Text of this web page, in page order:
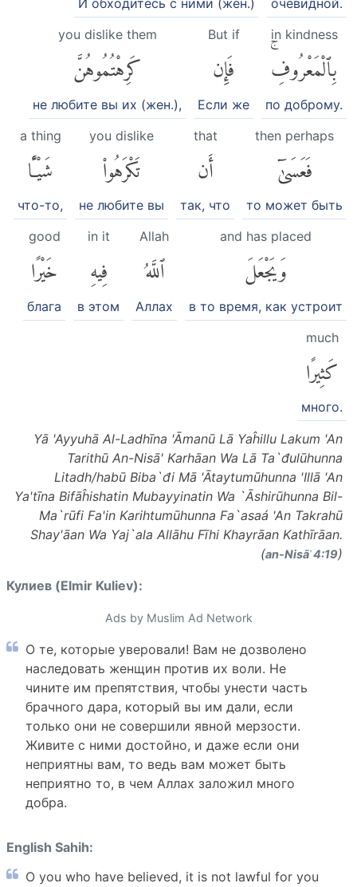
очевидной.
И обходитесь с ними (жен.)
in kindness
بِٱلْمَعْرُوفِۚ
по доброму.
But if
فَإِن
Если же
you dislike them
كَرِهْتُمُوهُنَّ
не любите вы их (жен.),
then perhaps
فَعَسَىٰٓ
то может быть
that
أَن
так, что
you dislike
تَكْرَهُوا۟
не любите вы
a thing
شَيْـًٔا
что-то,
and has placed
وَيَجْعَلَ
в то время, как устроит
Allah
ٱللَّهُ
Аллах
in it
فِيهِ
в этом
good
خَيْرًا
блага
much
كَثِيرًا
много.
Yā 'Ayyuhā Al-Ladhīna 'Āmanū Lā Yaĥillu Lakum 'An
Tarithū An-Nisā' Karhāan Wa Lā Ta`đulūhunna
Litadh/habū Biba`đi Mā 'Ātaytumūhunna 'Illā 'An
Ya'tīna Bifāĥishatin Mubayyinatin Wa `Āshirūhunna Bil-
Ma`rūfi Fa'in Karihtumūhunna Fa`asaá 'An Takrahū
Shay'āan Wa Yaj`ala Allāhu Fīhi Khayrāan Kathīrāan.
(an-Nisāʾ 4:19)
Кулиев (Elmir Kuliev):
Ads by Muslim Ad Network
О те, которые уверовали! Вам не дозволено
наследовать женщин против их воли. Не
чините им препятствия, чтобы унести часть
брачного дара, который вы им дали, если
только они не совершили явной мерзости.
Живите с ними достойно, и даже если они
неприятны вам, то ведь вам может быть
неприятно то, в чем Аллах заложил много
добра.
English Sahih:
O you who have believed, it is not lawful for you